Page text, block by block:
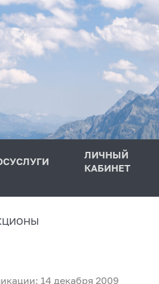
ЛИЧНЫЙ
КАБИНЕТ
14 декабря 2009